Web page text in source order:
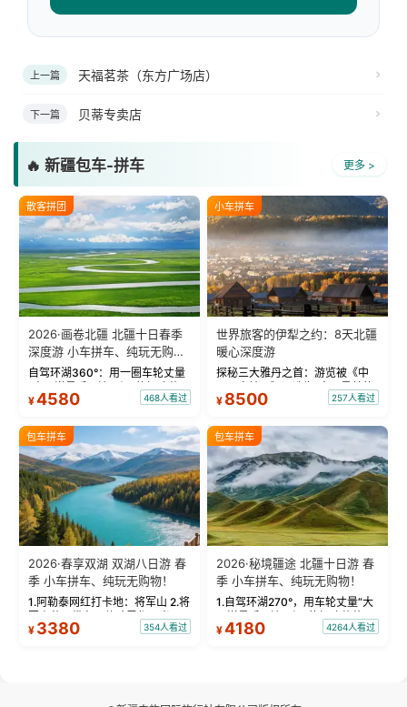
上一篇 天福茗茶（东方广场店）
下一篇 贝蒂专卖店
🔥 新疆包车-拼车 更多 >
散客拼团
2026·画卷北疆 北疆十日春季
深度游 小车拼车、纯玩无购
物！
自驾环湖360°：用一圈车轮丈量
“大西洋最后一滴眼泪”的极致蔚
蓝。 赛湖旅拍：甄选多款风格服
绝美瞬间。 赛湖坦克300跟车视
频：专业摄影师...
¥4580 468人看过
小车拼车
世界旅客的伊犁之约：8天北疆
暖心深度游
探秘三大雅丹之首：游览被《中
国国家地理》评选为“中国最美的
三大雅丹”第一名的克拉玛依魔鬼
瓦人最大村落——禾木村，欣赏
晨雾与小木...
¥ 8500 257人看过
包车拼车
2026·春享双湖 双湖八日游 春
季 小车拼车、纯玩无购物！
1.阿勒泰网红打卡地：将军山 2.将
军山落日缆车，体验雪都风光 3.
将军山，夕阳派对，蹦迪party 4.
¥ 3380 354人看过
包车拼车
2026·秘境疆途 北疆十日游 春
季 小车拼车、纯玩无购物！
1.自驾环湖270°，用车轮丈量“大
西洋最后一滴眼泪”的极致蔚蓝，
让雪山、花海与深邃湖水在转弯
¥4180 4264人看过